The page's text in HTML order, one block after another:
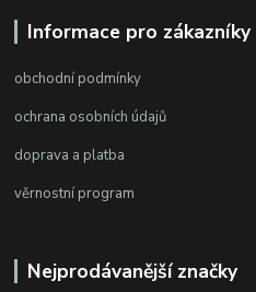
Informace pro zákazníky
obchodní podmínky
ochrana osobních údajů
doprava a platba
věrnostní program
Nejprodávanější značky